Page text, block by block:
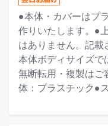
●本体・カバーはプ
作りいたします。●
はありません。記載
本体ボディサイズで
無断転用・複製はご
体：プラスチック●